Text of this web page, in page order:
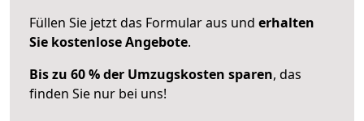
Füllen Sie jetzt das Formular aus und erhalten
Sie kostenlose Angebote.
Bis zu 60 % der Umzugskosten sparen, das
finden Sie nur bei uns!